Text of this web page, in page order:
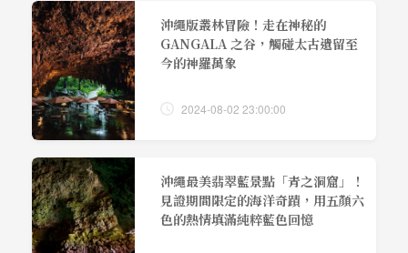
沖繩版叢林冒險！走在神秘的
GANGALA 之谷，觸碰太古遺留至
今的神羅萬象
2024-08-02 23:00:00
沖繩最美翡翠藍景點「青之洞窟」！
見證期間限定的海洋奇蹟，用五顏六
色的熱情填滿純粹藍色回憶